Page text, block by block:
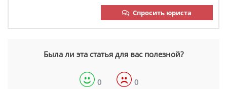
Спросить юриста
Была ли эта статья для вас полезной?
0 0